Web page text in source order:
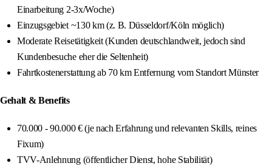
Einarbeitung 2-3x/Woche)
Einzugsgebiet ~130 km (z. B. Düsseldorf/Köln möglich)
Moderate Reisetätigkeit (Kunden deutschlandweit, jedoch sind
Kundenbesuche eher die Seltenheit)
Fahrtkostenerstattung ab 70 km Entfernung vom Standort Münster
Gehalt & Benefits
70.000 - 90.000 € (je nach Erfahrung und relevanten Skills, reines
Fixum)
TVV-Anlehnung (öffentlicher Dienst, hohe Stabilität)